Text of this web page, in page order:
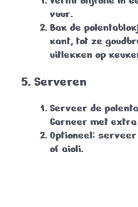
vuur.
Bak de
kant, tot ze
uitlekken op
5. Serveren
Serveer de
Garneer met
Optioneel:
of aioli.